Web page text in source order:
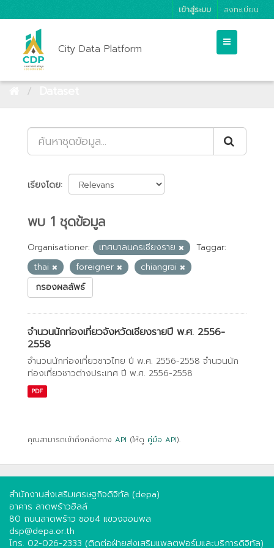
เข้าสู่ระบบ ลงทะเบียน
City Data Platform
เรียงโดย
พบ 1 ชุดข้อมูล
Organisationer: เทศบาลนครเชียงราย
Taggar:
thai
foreigner
chiangrai
กรองผลลัพธ์
จำนวนนักท่องเที่ยวจังหวัดเชียงรายปี พ.ศ. 2556-
2558
จำนวนนักท่องเที่ยวชาวไทย ปี พ.ศ. 2556-2558 จำนวนนัก
ท่องเที่ยวชาวต่างประเทศ ปี พ.ศ. 2556-2558
PDF
คุณสามารถเข้าถึงคลังทาง API (ให้ดู คู่มือ API).
สำนักงานส่งเสริมเศรษฐกิจดิจิทัล (depa)
อาคาร ลาดพร้าวฮิลล์
80 ถนนลาดพร้าว ซอย4 แขวงจอมพล
dsp@depa.or.th
โทร. 02-026-2333 (ติดต่อฝ่ายส่งเสริมแพลตฟอร์มและบริการดิจิทัล)